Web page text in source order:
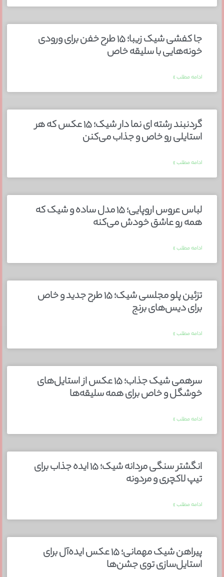
جا کفشی شیک زیبا؛ ۱۵ طرح خفن برای ورودی
خونه‌هایی با سلیقه خاص
ادامه مطلب »
گردنبند رشته ای نما دار شیک؛ ۱۵ عکس که هر
استایلی رو خاص و جذاب می‌کنن
ادامه مطلب »
لباس عروس اروپایی؛ ۱۵ مدل ساده و شیک که
همه رو عاشق خودش می‌کنه
ادامه مطلب »
تزئین پلو مجلسی شیک؛ ۱۵ طرح جدید و خاص
برای دیس‌های برنج
ادامه مطلب »
سرهمی شیک جذاب؛ ۱۵ عکس از استایل‌های
خوشگل و خاص برای همه سلیقه‌ها
ادامه مطلب »
انگشتر سنگی مردانه شیک؛ ۱۵ ایده جذاب برای
تیپ لاکچری و مردونه
ادامه مطلب »
پیراهن شیک مهمانی؛ ۱۵ عکس ایده‌آل برای
استایل‌سازی توی جشن‌ها